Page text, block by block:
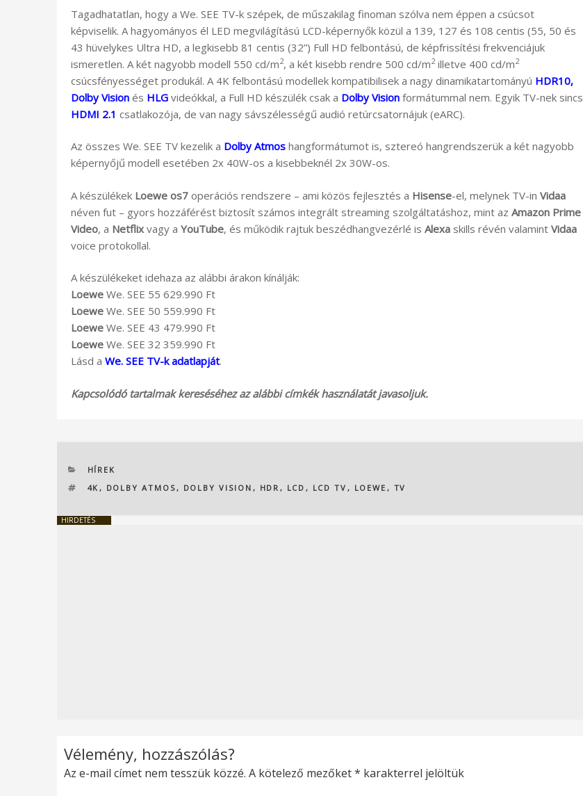
Tagadhatatlan, hogy a We. SEE TV-k szépek, de műszakilag finoman szólva nem éppen a csúcsot
képviselik. A hagyományos él LED megvilágítású LCD-képernyők közül a 139, 127 és 108 centis (55, 50 és
43 hüvelykes Ultra HD, a legkisebb 81 centis (32”) Full HD felbontású, de képfrissítési frekvenciájuk
ismeretlen. A két nagyobb modell 550 cd/m2, a két kisebb rendre 500 cd/m2illetve 400 cd/m2
csúcsfényességet produkál. A 4K felbontású modellek kompatibilisek a nagy dinamikatartományú HDR10,
Dolby Vision és HLG videókkal, a Full HD készülék csak a Dolby Vision formátummal nem. Egyik TV-nek sincs
HDMI 2.1 csatlakozója, de van nagy sávszélességű audió retúrcsatornájuk (eARC).
Az összes We. SEE TV kezelik a Dolby Atmos hangformátumot is, sztereó hangrendszerük a két nagyobb
képernyőjű modell esetében 2x 40W-os a kisebbeknél 2x 30W-os.
A készülékek Loewe os7 operációs rendszere – ami közös fejlesztés a Hisense-el, melynek TV-in Vidaa
néven fut – gyors hozzáférést biztosít számos integrált streaming szolgáltatáshoz, mint az Amazon Prime
Video, a Netflix vagy a YouTube, és működik rajtuk beszédhangvezérlé is Alexa skills révén valamint Vidaa
voice protokollal.
A készülékeket idehaza az alábbi árakon kínálják:
Loewe We. SEE 55 629.990 Ft
Loewe We. SEE 50 559.990 Ft
Loewe We. SEE 43 479.990 Ft
Loewe We. SEE 32 359.990 Ft
Lásd a We. SEE TV-k adatlapját.
Kapcsolódó tartalmak kereséséhez az alábbi címkék használatát javasoljuk.
KATEGÓRIÁK
HÍREK
CÍMKÉK
4K , DOLBY ATMOS, DOLBY VISION , HDR , LCD , LCD TV , LOEWE , TV
HIRDETÉS
Vélemény, hozzászólás?
Az e-mail címet nem tesszük közzé. A kötelező mezőket* karakterrel jelöltük